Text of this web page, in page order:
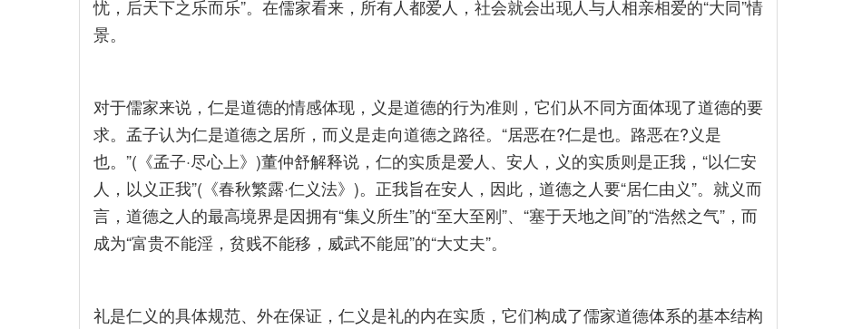
忧，后天下之乐而乐”。在儒家看来，所有人都爱人，社会就会出现人与人相亲相爱的“大同”情
景。
对于儒家来说，仁是道德的情感体现，义是道德的行为准则，它们从不同方面体现了道德的要
求。孟子认为仁是道德之居所，而义是走向道德之路径。“居恶在?仁是也。路恶在?义是
也。”(《孟子·尽心上》)董仲舒解释说，仁的实质是爱人、安人，义的实质则是正我，“以仁安
人，以义正我”(《春秋繁露·仁义法》)。正我旨在安人，因此，道德之人要“居仁由义”。就义而
言，道德之人的最高境界是因拥有“集义所生”的“至大至刚”、“塞于天地之间”的“浩然之气”，而
成为“富贵不能淫，贫贱不能移，威武不能屈”的“大丈夫”。
礼是仁义的具体规范、外在保证，仁义是礼的内在实质，它们构成了儒家道德体系的基本结构